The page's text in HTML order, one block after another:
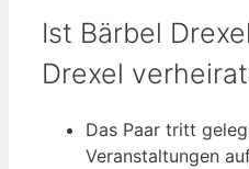
Ist Bärbel
Drexel
Das Paar tritt
Veranstaltungen